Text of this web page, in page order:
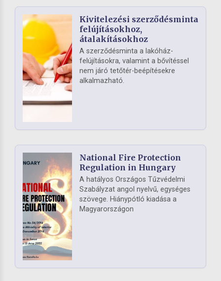
Kivitelezési szerződésminta
felújításokhoz,
átalakításokhoz
A szerződésminta a lakóház-
felújításokra, valamint a bővítéssel
nem járó tetőtér-beépítésekre
alkalmazható.
National Fire Protection
Regulation in Hungary
A hatályos Országos Tűzvédelmi
Szabályzat angol nyelvű, egységes
szövege. Hiánypótló kiadása a
Magyarországon